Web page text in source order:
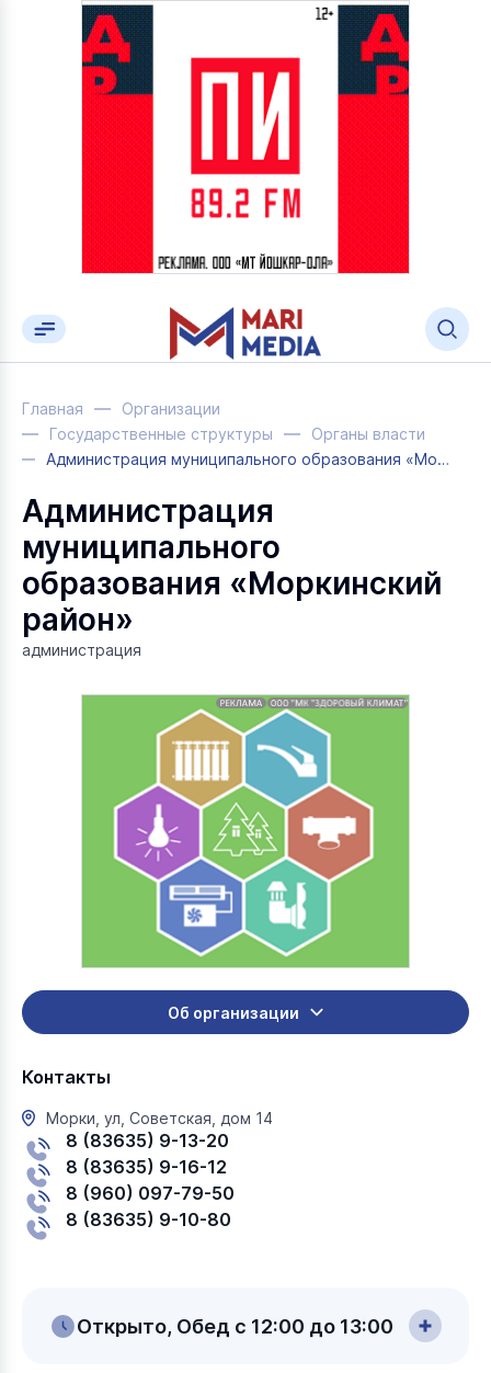
Главная
Организации
Государственные структуры
Органы власти
Администрация муниципального образования «Моркинский район»
Администрация
муниципального
образования «Моркинский
район»
администрация
Об организации
Контакты
Морки, ул, Советская, дом 14
8 (83635) 9-13-20
8 (83635) 9-16-12
8 (960) 097-79-50
8 (83635) 9-10-80
Открыто, Обед с 12:00 до 13:00